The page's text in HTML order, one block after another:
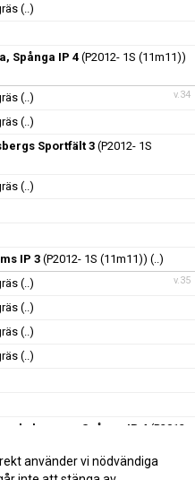
(..)
Spånga IP 4 (P2012- 1S (11m11))
v.34
(..)
(..)
Sportfält 3 (P2012- 1S
(..)
IP 3 (P2012- 1S (11m11)) (..)
v.35
(..)
(..)
(..)
(..)
hemma, Spånga IP 4 (P2012-
(..)
använder vi nödvändiga